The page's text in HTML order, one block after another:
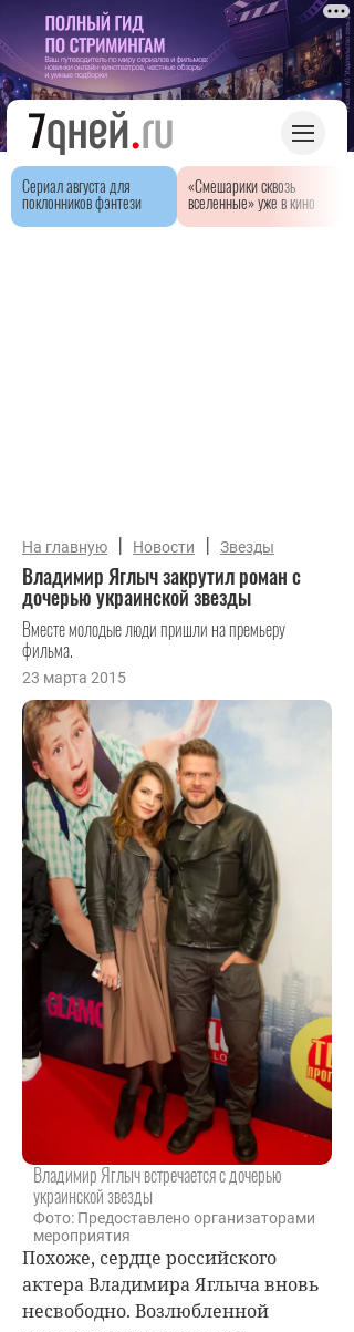
Сериал августа для
поклонников фэнтези
«Смешарики сквозь
вселенные» уже в кино
На главную | Новости | Звезды
Владимир Яглыч закрутил роман с
дочерью украинской звезды
Вместе молодые люди пришли на премьеру
фильма.
23 марта 2015
Владимир Яглыч встречается с дочерью
украинской звезды
Фото: Предоставлено организаторами
мероприятия
Похоже, сердце российского
актера Владимира Яглыча вновь
несвободно. Возлюбленной